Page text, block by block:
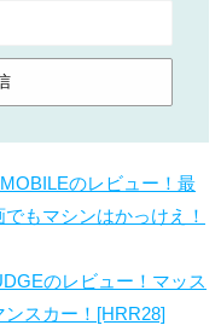
のレビュー！最
もマシンはかっけえ！
のレビュー！マッス
スカー！[HRR28]